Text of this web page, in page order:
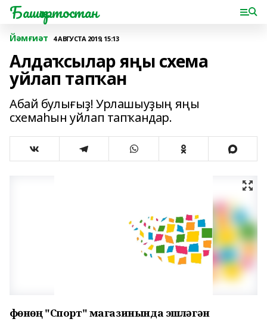
Башҡортостан
Йәмғиәт 4 АВГУСТА 2019, 15:13
Алдаҡсылар яңы схема
уйлап тапҡан
Абай булығыҙ! Урлашыуҙың яңы
схемаһын уйлап тапҡандар.
Өфөнөң "Спорт" магазинында эшләгән